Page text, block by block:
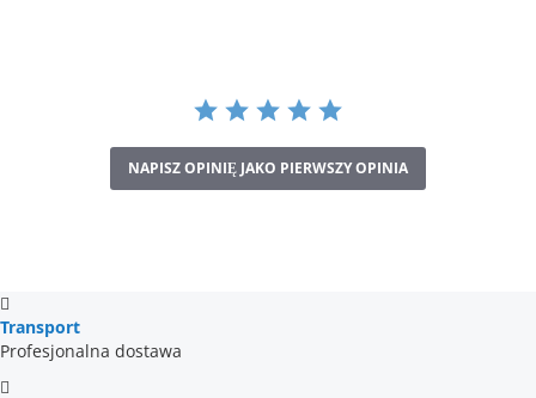
NAPISZ OPINIĘ JAKO PIERWSZY OPINIA
Transport
Profesjonalna dostawa